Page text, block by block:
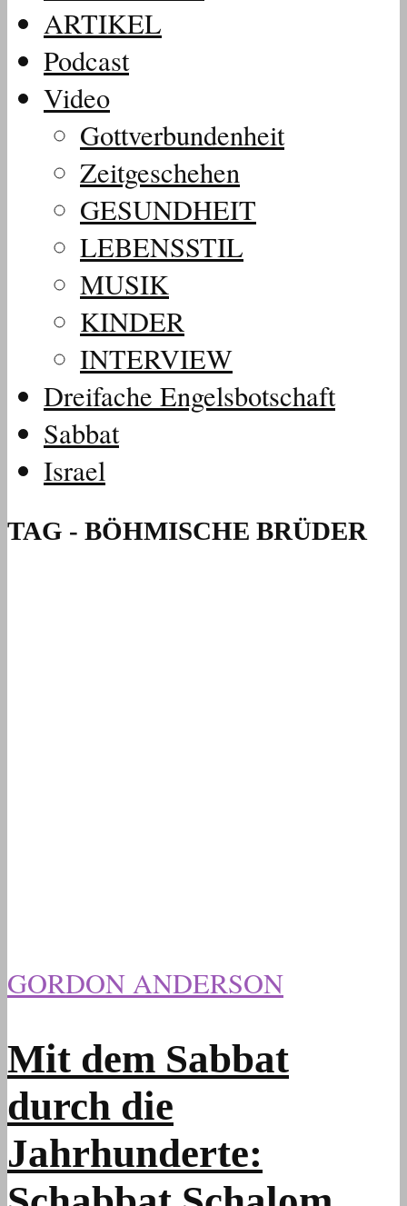
ARTIKEL
Podcast
Video
Gottverbundenheit
Zeitgeschehen
GESUNDHEIT
LEBENSSTIL
MUSIK
KINDER
INTERVIEW
Dreifache Engelsbotschaft
Sabbat
Israel
TAG - BÖHMISCHE BRÜDER
GORDON ANDERSON
Mit dem Sabbat
durch die
Jahrhunderte: